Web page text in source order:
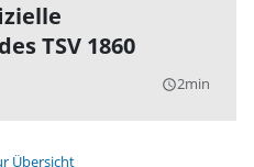
TSV 1860
query_builder2min
Übersicht